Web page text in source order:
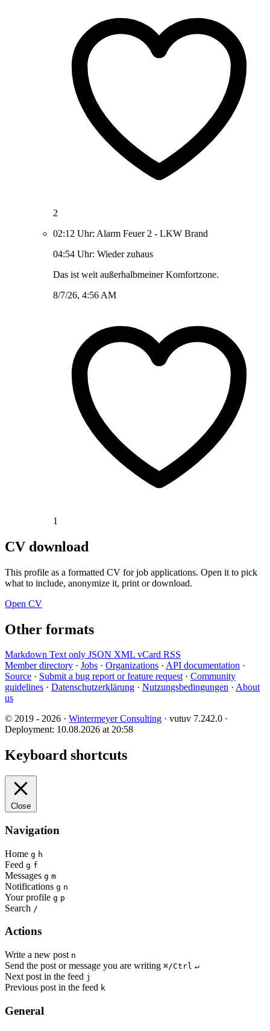
2
02:12 Uhr: Alarm Feuer 2 - LKW Brand
04:54 Uhr: Wieder zuhaus
Das ist weit außerhalbmeiner Komfortzone.
8/7/26, 4:56 AM
1
CV download
This profile as a formatted CV for job applications. Open it to pick
what to include, anonymize it, print or download.
Open CV
Other formats
Markdown Text only JSON XML vCard RSS
Member directory · Jobs · Organizations · API documentation ·
Source · Submit a bug report or feature request · Community
guidelines · Datenschutzerklärung · Nutzungsbedingungen · About
us
© 2019 - 2026 · Wintermeyer Consulting · vutuv 7.242.0 ·
Deployment: 10.08.2026 at 20:58
Keyboard shortcuts
Close
Navigation
Home g h
Feed g f
Messages g m
Notifications g n
Your profile g p
Search /
Actions
Write a new post n
Send the post or message you are writing ⌘/Ctrl ↵
Next post in the feed j
Previous post in the feed k
General